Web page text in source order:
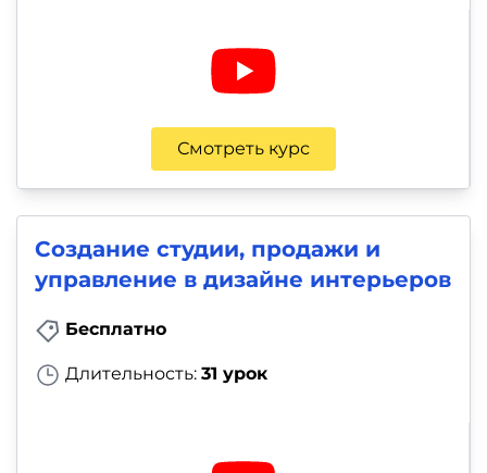
Смотреть курс
Создание студии, продажи и
управление в дизайне интерьеров
Бесплатно
Длительность: 31 урок